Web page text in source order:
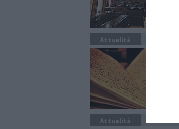
Attualità
Attualità